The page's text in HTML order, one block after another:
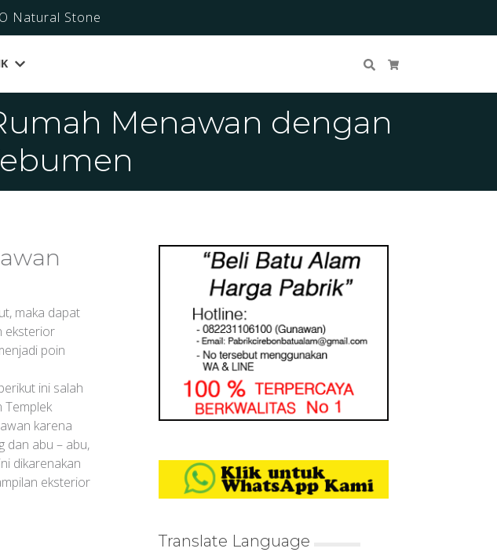
Natural Stone
Cari
Menawan dengan
maka dapat
eksterior
poin
ini salah
Templek
karena
dan abu – abu,
dikarenakan
eksterior
Translate Language